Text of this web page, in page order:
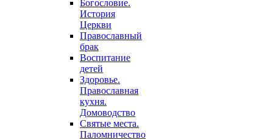
Богословие.
История
Церкви
Православный
брак
Воспитание
детей
Здоровье.
Православная
кухня.
Домоводство
Святые места.
Паломничество